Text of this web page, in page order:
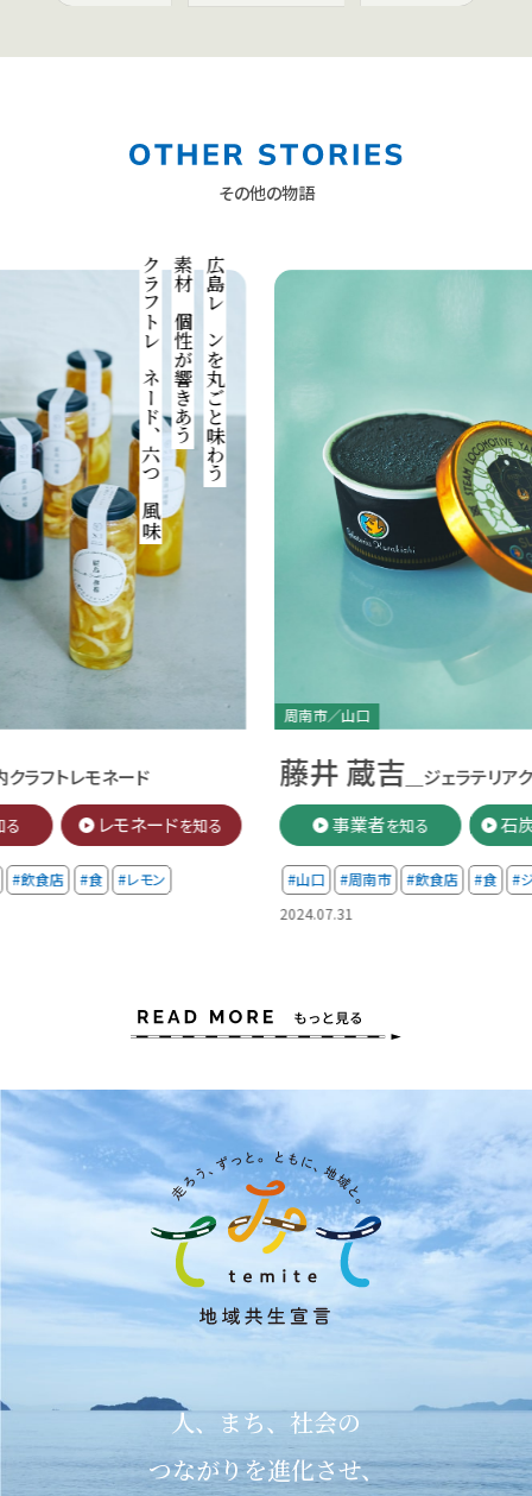
その他の物語
広島レモンを丸ごと味わう
素材の個性が響きあう
六つの風味
ド
を知る
ン
要望に応える製造技術を追求
「ジェラテリアクラキチ」が示す
手作りジェラートの形 ジェラテリアクラキチが手掛けた
ユニークなフレーバー
石炭ジェラートを味わう
藤井 蔵吉
＿ジェラテリアクラキチ
事業者を知る 石炭ｼﾞｪﾗｰﾄ を知る
#山口 #飲食店 #食
#ジェラート
人、まち、社会の
つながりを進化させ、